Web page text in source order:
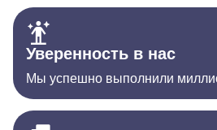
Уверенность в нас
Мы успешно выполнили